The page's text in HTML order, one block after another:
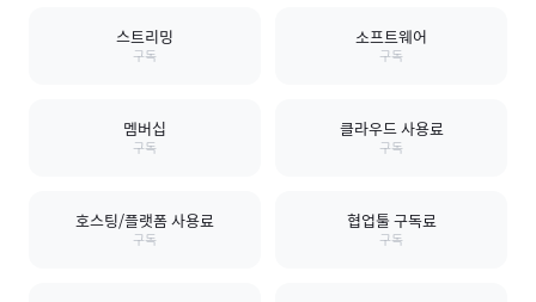
스트리밍
구독
소프트웨어
구독
멤버십
구독
클라우드 사용료
구독
호스팅/플랫폼 사용료
구독
협업툴 구독료
구독